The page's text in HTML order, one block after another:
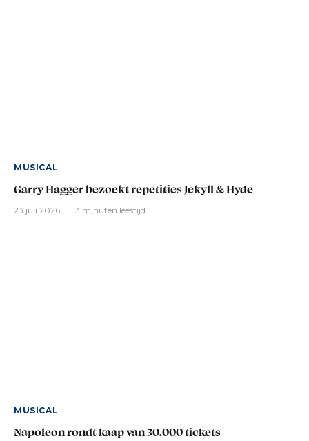
MUSICAL
Garry Hagger bezoekt repetities Jekyll & Hyde
23 juli 2026 3 minuten leestijd
MUSICAL
Napoleon rondt kaap van 30.000 tickets